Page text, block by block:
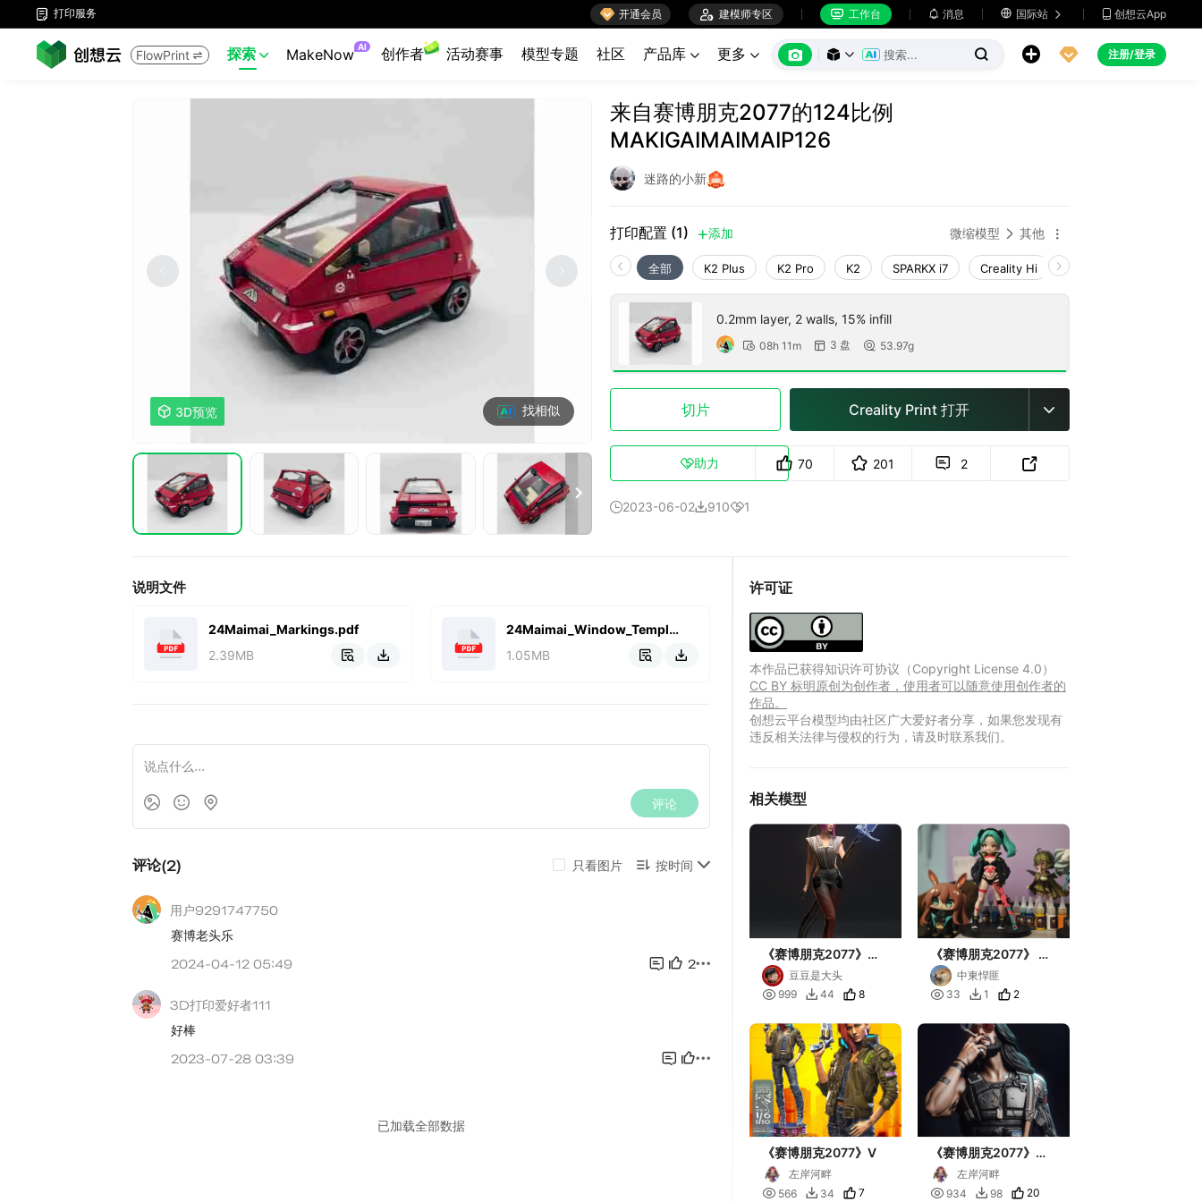
 打印服务  开通会员  建模师专区  工作台  消息  国际站   创想云App
FlowPrint  探索  MakeNow AI 创作者 活动赛事 模型专题 社区 产品库  更多        注册/登录
 3D预览 找相似

来自赛博朋克2077的124比例
MAKIGAIMAIMAIP126
迷路的小新
打印配置 (1) 添加 微缩模型  其他 
全部 K2 Plus K2 Pro K2 SPARKX i7 Creality Hi
0.2mm layer, 2 walls, 15% infill
 08h 11m  3 盘  53.97g
切片 Creality Print 打开 
助力 70 201  2 
2023-06-029101
说明文件
24Maimai_Markings.pdf
2.39MB
 
24Maimai_Window_Template.pdf
1.05MB
 
许可证
本作品已获得知识许可协议（Copyright License 4.0）
CC BY 标明原创为创作者，使用者可以随意使用创作者的
作品。
创想云平台模型均由社区广大爱好者分享，如果您发现有
违反相关法律与侵权的行为，请及时联系我们。
相关模型
《赛博朋克2077》宋
昭美 百灵鸟
豆豆是大头
 999  44 8
《赛博朋克2077》 边
缘行者 瑞贝卡 Q版 手
办 高20cm 已分件 易
上色 多色打印
中東悍匪
 33  1 2
《赛博朋克2077》V
左岸河畔
 566  34 7
《赛博朋克2077》强
尼·银手左岸河畔
 934  98 20